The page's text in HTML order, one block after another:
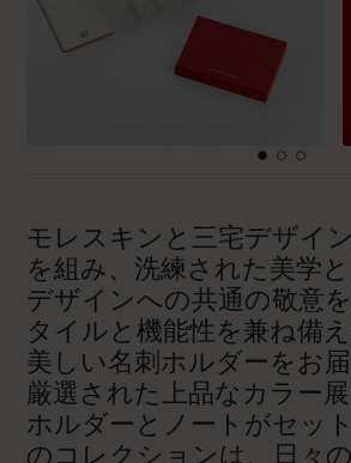
モレスキンと三宅デザイ
を組み、洗練された美学
デザインへの共通の敬意
タイルと機能性を兼ね備
美しい名刺ホルダーをお届
厳選された上品なカラー
ホルダーとノートがセッ
のコレクションは、日々